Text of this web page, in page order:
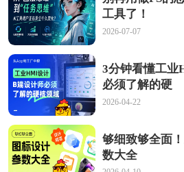
工具了！
2026-07-07
3分钟看懂工业
必须了解的硬
2026-04-22
够细致够全面
数大全